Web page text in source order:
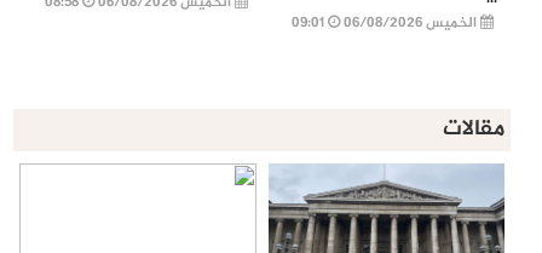
الخميس 06/08/2026
مقالات